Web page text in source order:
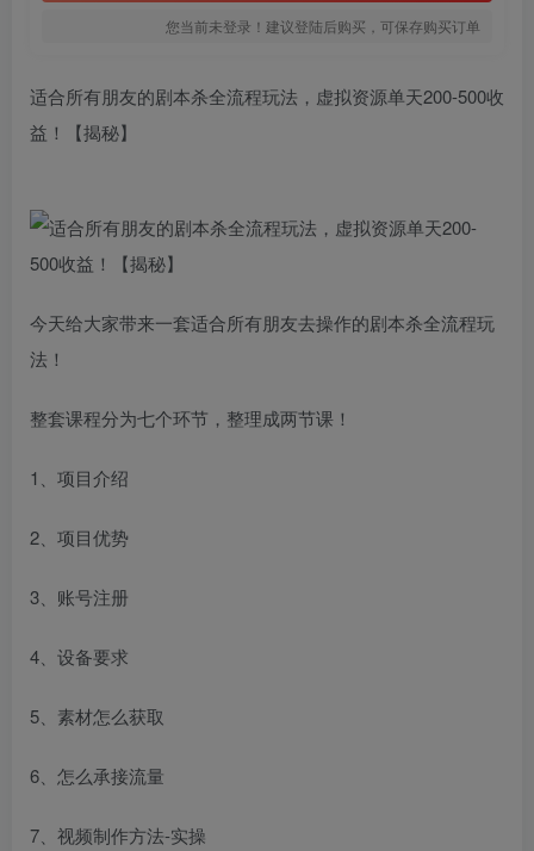
您当前未登录！建议登陆后购买，可保存购买订单
适合所有朋友的剧本杀全流程玩法，虚拟资源单天200-500收
益！【揭秘】
今天给大家带来一套适合所有朋友去操作的剧本杀全流程玩
法！
整套课程分为七个环节，整理成两节课！
1、项目介绍
2、项目优势
3、账号注册
4、设备要求
5、素材怎么获取
6、怎么承接流量
7、视频制作方法-实操